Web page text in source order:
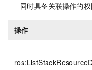
同时具备关联操作的权
操作